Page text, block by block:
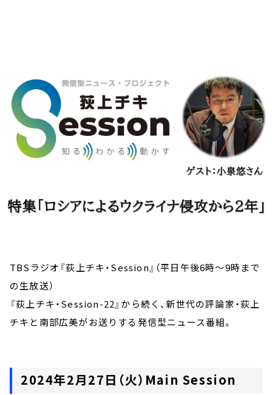
イベント・グッズ
YouTube
会社情報
TBSラジオ『荻上チキ・Session』（平日午後6時～9時まで
の生放送）
『荻上チキ・Session-22』から続く、新世代の評論家・荻上
チキと南部広美がお送りする発信型ニュース番組。
2024年2月27日（火）Main Session